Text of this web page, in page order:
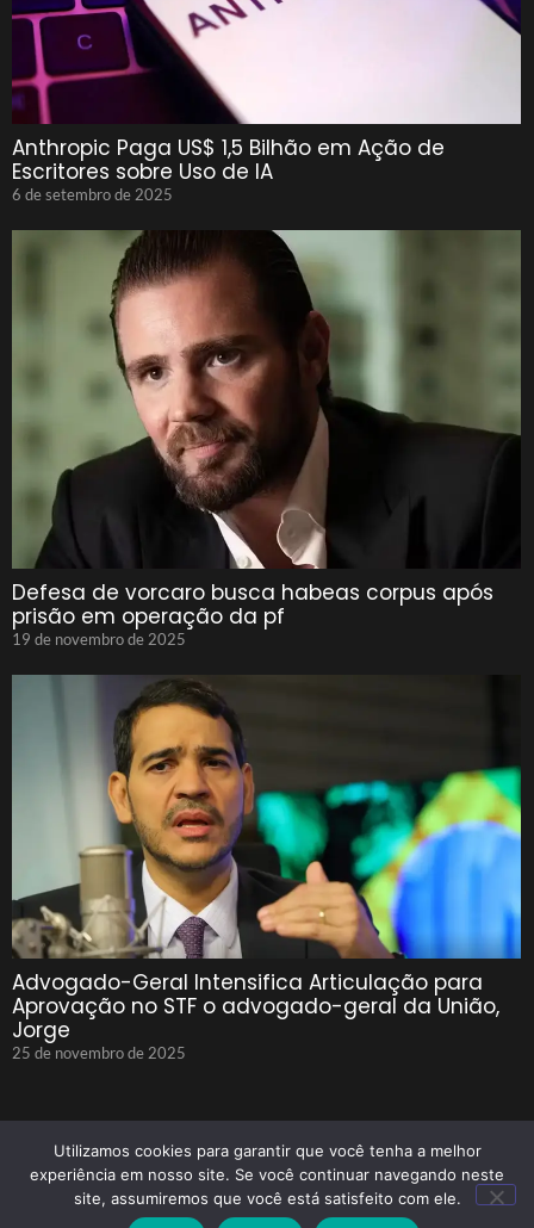
Anthropic Paga US$ 1,5 Bilhão em Ação de
Escritores sobre Uso de IA
6 de setembro de 2025
Defesa de vorcaro busca habeas corpus após
prisão em operação da pf
19 de novembro de 2025
Advogado-Geral Intensifica Articulação para
Aprovação no STF o advogado-geral da União,
Jorge
25 de novembro de 2025
© 2025 Tenho Que Saber Todos Os Direitos Reservados
Utilizamos cookies para garantir que você tenha a melhor
experiência em nosso site. Se você continuar navegando neste
site, assumiremos que você está satisfeito com ele.